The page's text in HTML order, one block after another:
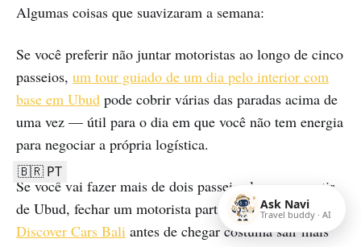
Algumas coisas que suavizaram a semana:
Se você preferir não juntar motoristas ao longo de cinco
passeios, um tour guiado de um dia pelo interior com
base em Ubud pode cobrir várias das paradas acima de
uma vez — útil para o dia em que você não tem energia
para negociar a própria logística.
Se você vai fazer mais de dois passeios longos a partir
de Ubud, fechar um motorista particular por meio do
Discover Cars Bali antes de chegar costuma sair mais
Ask Navi
Travel buddy · AI
🇧🇷 PT